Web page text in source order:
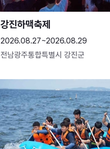
강진하맥축제
2026.08.27~2026.08.29
전남광주통합특별시 강진군